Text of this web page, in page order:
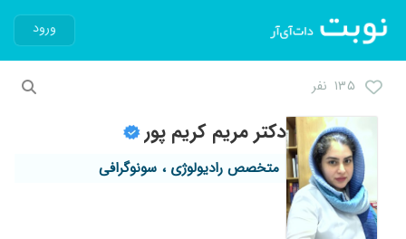
ورود
۱۳۵ نفر
دکتر مریم کریم پور
متخصص رادیولوژی ، سونوگرافی